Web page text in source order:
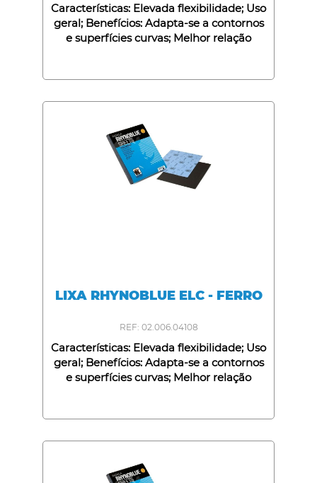
Características: Elevada flexibilidade; Uso
geral; Benefícios: Adapta-se a contornos
e superfícies curvas; Melhor relação
LIXA RHYNOBLUE ELC - FERRO
REF: 02.006.04108
Características: Elevada flexibilidade; Uso
geral; Benefícios: Adapta-se a contornos
e superfícies curvas; Melhor relação